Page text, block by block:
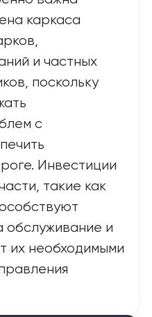
каркаса
и частных
поскольку
с
Инвестиции
такие как
обслуживание и
их необходимыми